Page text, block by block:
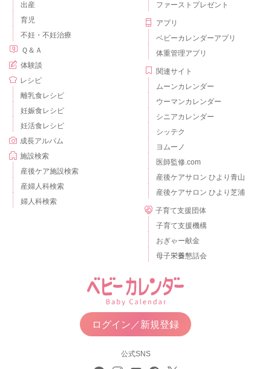
出産
育児
不妊・不妊治療
Ｑ＆Ａ
体験談
レシピ
離乳食レシピ
妊娠食レシピ
妊活食レシピ
成長アルバム
施設検索
産後ケア施設検索
産婦人科検索
婦人科検索
ファーストプレゼント
アプリ
ベビーカレンダーアプリ
体重管理アプリ
関連サイト
ムーンカレンダー
ウーマンカレンダー
シニアカレンダー
シッテク
ヨムーノ
医師監修.com
産後ケアサロン ひより青山
産後ケアサロン ひより芝浦
子育て支援団体
子育て支援機構
おぎゃー献金
母子栄養懇話会
ログイン／新規登録
公式SNS